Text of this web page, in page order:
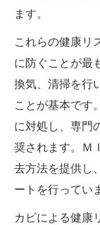
ます。
これらの健康リ
に防ぐことが最
換気、清掃を行
ことが基本です
に対処し、専門
奨されます。Ｍ
去方法を提供し
ートを行ってい
カビによる健康